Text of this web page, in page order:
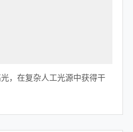
，在复杂人工光源中获得干